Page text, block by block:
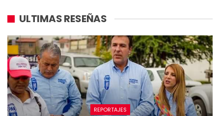
ULTIMAS RESEÑAS
REPORTAJES